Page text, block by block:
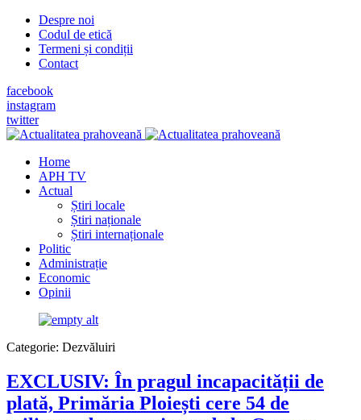
Despre noi
Codul de etică
Termeni și condiții
Contact
facebook
instagram
twitter
Home
APH TV
Actual
Știri locale
Știri naționale
Știri internaționale
Politic
Administrație
Economic
Opinii
Categorie: Dezvăluiri
EXCLUSIV: În pragul incapacității de
plată, Primăria Ploiești cere 54 de